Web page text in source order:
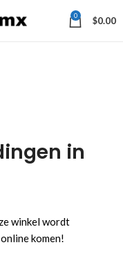
0 $0.00
in
winkel wordt
komen!